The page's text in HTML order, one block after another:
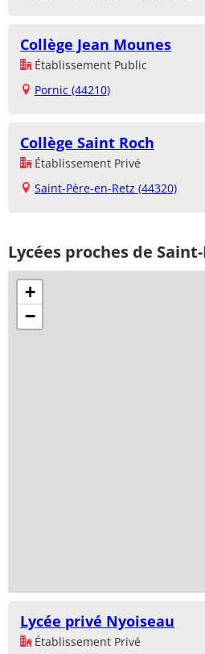
Collège Jean Mounes
Établissement Public
Pornic (44210)
Collège Saint Roch
Établissement Privé
Saint-Père-en-Retz (44320)
Lycées proches de
+
−
Lycée privé Nyoiseau
Établissement Privé